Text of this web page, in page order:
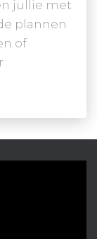
jullie met
plannen
of